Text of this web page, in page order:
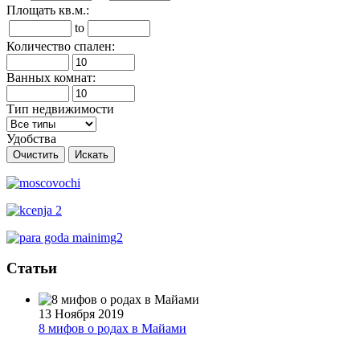
Площать кв.м.:
to
Количество спален:
Ванных комнат:
Тип недвижимости
Удобства
Очистить Искать
Статьи
13 Ноября 2019
8 мифов о родах в Майами